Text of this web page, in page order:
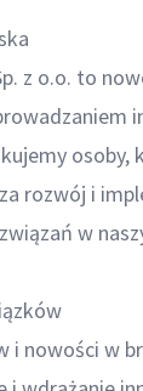
z o.o. to
osoby,
rozwój i
w
i nowości w